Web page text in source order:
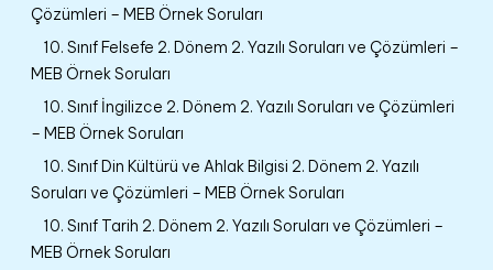
Çözümleri – MEB Örnek Soruları
10. Sınıf Felsefe 2. Dönem 2. Yazılı Soruları ve Çözümleri –
MEB Örnek Soruları
10. Sınıf İngilizce 2. Dönem 2. Yazılı Soruları ve Çözümleri
– MEB Örnek Soruları
10. Sınıf Din Kültürü ve Ahlak Bilgisi 2. Dönem 2. Yazılı
Soruları ve Çözümleri – MEB Örnek Soruları
10. Sınıf Tarih 2. Dönem 2. Yazılı Soruları ve Çözümleri –
MEB Örnek Soruları